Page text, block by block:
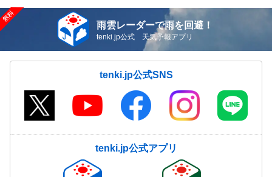
雨雲レーダーで雨を回避！
tenki.jp公式 天気予報アプリ
tenki.jp公式SNS
tenki.jp公式アプリ